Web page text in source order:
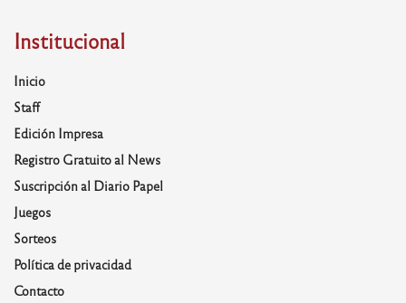
Institucional
Inicio
Staff
Edición Impresa
Registro Gratuito al News
Suscripción al Diario Papel
Juegos
Sorteos
Política de privacidad
Contacto